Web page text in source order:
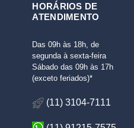
HORÁRIOS DE
ATENDIMENTO
Das 09h às 18h, de
segunda à sexta-feira
Sábado das 09h às 17h
(exceto feriados)*
(11) 3104-7111